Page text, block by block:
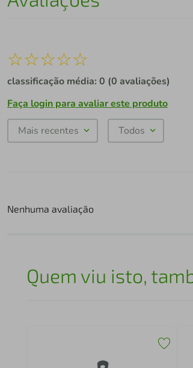
☆☆☆☆☆
classificação média: 0 (0 avaliações)
Faça login para avaliar este produto
Mais recentes Todos
Nenhuma avaliação
Quem viu isto,